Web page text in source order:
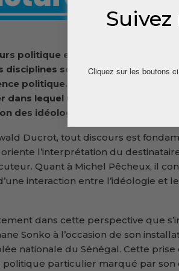
politique est considéré comme
disciplines scientifiques,
politique. Il peut être
dans lequel un accent particulier
des idéologies politiques.
Ducrot, tout discours est
oriente l’interprétation du
Quant à Michel Pêcheux, il
interaction entre l’idéologie et
dans cette perspective que
Sonko à l’occasion de son
nationale du Sénégal. Cette
politique particulier marqué par son
Suivez
Cliquez sur les boutons